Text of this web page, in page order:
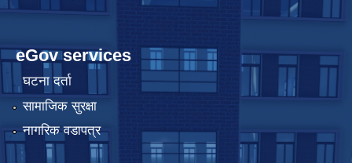
eGov services
घटना दर्ता
सामाजिक सुरक्षा
नागरिक वडापत्र